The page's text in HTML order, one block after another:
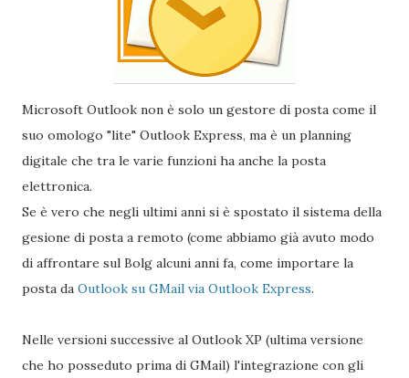
Microsoft Outlook non è solo un gestore di posta come il
suo omologo "lite" Outlook Express, ma è un planning
digitale che tra le varie funzioni ha anche la posta
elettronica.
Se è vero che negli ultimi anni si è spostato il sistema della
gesione di posta a remoto (come abbiamo già avuto modo
di affrontare sul Bolg alcuni anni fa, come importare la
posta da Outlook su GMail via Outlook Express.
Nelle versioni successive al Outlook XP (ultima versione
che ho posseduto prima di GMail) l'integrazione con gli